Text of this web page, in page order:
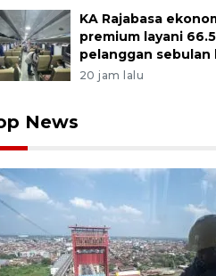
KA Rajabasa
premium layani
pelanggan sebulan
20 jam lalu
News